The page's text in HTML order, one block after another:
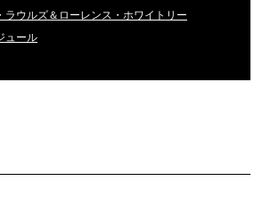
ラウルズ＆ローレンス・ホワイトリー
ュール